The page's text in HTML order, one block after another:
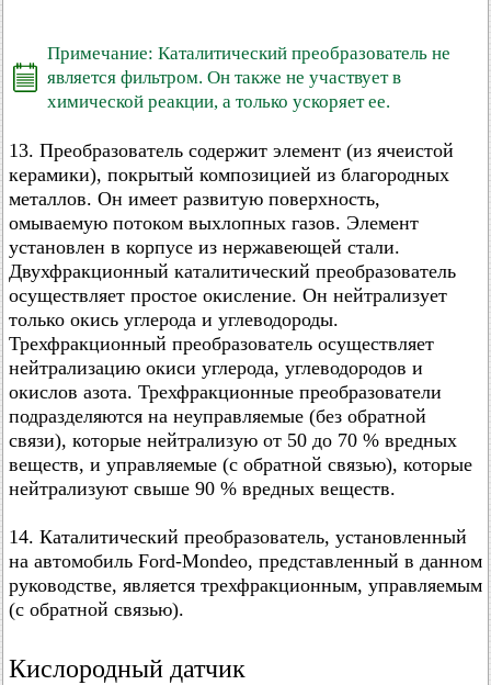
Примечание: Каталитический преобразователь не
является фильтром. Он также не участвует в
химической реакции, а только ускоряет ее.
13. Преобразователь содержит элемент (из ячеистой
керамики), покрытый композицией из благородных
металлов. Он имеет развитую поверхность,
омываемую потоком выхлопных газов. Элемент
установлен в корпусе из нержавеющей стали.
Двухфракционный каталитический преобразователь
осуществляет простое окисление. Он нейтрализует
только окись углерода и углеводороды.
Трехфракционный преобразователь осуществляет
нейтрализацию окиси углерода, углеводородов и
окислов азота. Трехфракционные преобразователи
подразделяются на неуправляемые (без обратной
связи), которые нейтрализую от 50 до 70 % вредных
веществ, и управляемые (с обратной связью), которые
нейтрализуют свыше 90 % вредных веществ.
14. Каталитический преобразователь, установленный
на автомобиль Ford-Mondeo, представленный в данном
руководстве, является трехфракционным, управляемым
(с обратной связью).
Кислородный датчик